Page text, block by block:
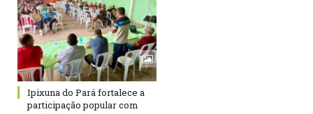
Ipixuna do Pará fortalece a
participação popular com